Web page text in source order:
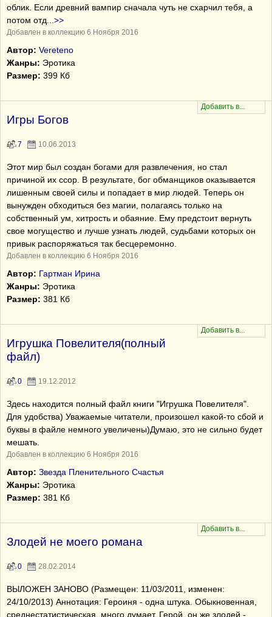
облик. Если древний вампир сначала чуть не схарчил тебя, а
потом отд
>>
Добавлен в коллекцию 6 Ноября 2016
Автор: Vereteno
Жанры: Эротика
Размер: 399 Кб
Игры Богов
7 10.06.2013
Этот мир был создан богами для развлечения, но стал
причиной их ссор. В результате, бог обманщиков оказывается
лишенным своей силы и попадает в мир людей. Теперь он
вынужден обходиться без магии, полагаясь только на
собственный ум, хитрость и обаяние. Ему предстоит вернуть
свое могущество и лучше узнать людей, судьбами которых он
привык распоряжаться так бесцеремонно.
Добавлен в коллекцию 6 Ноября 2016
Автор: Гартман Ирина
Жанры: Эротика
Размер: 381 Кб
Игрушка Повелителя(полный
файл)
0 19.12.2012
Здесь находится полный файл книги "Игрушка Повелителя".
Для удобства) Уважаемые читатели, произошел какой-то сбой и
буквы в файле немного увеличены)Думаю, это не сильно будет
мешать.
Добавлен в коллекцию 6 Ноября 2016
Автор: Звезда Пленительного Счастья
Жанры: Эротика
Размер: 381 Кб
Злодей не моего романа
0 28.02.2014
ВЫЛОЖЕН ЗАНОВО (Размещен: 11/03/2011, изменен:
24/10/2013) Аннотация: Героиня - одна штука. Обыкновенная,
среднестатистическая, много думает. Герой, он же злодей -